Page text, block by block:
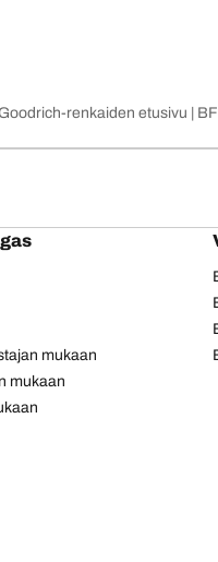
renkaiden etusivu |
mukaan
mukaan